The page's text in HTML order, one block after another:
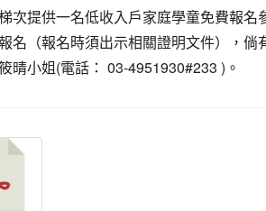
次提供一名低收入戶家庭學童免費報名
名（報名時須出示相關證明文件），
晴小姐(電話： 03-4951930#233 )。